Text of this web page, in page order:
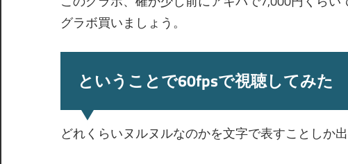
グラボ買いましょう。
ということで60fpsで視聴してみた
どれくらいヌルヌルなのかを文字で表すことしか